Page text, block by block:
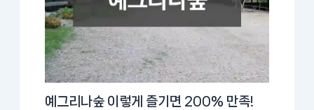
예그리나숲 이렇게 즐기면 200% 만족!